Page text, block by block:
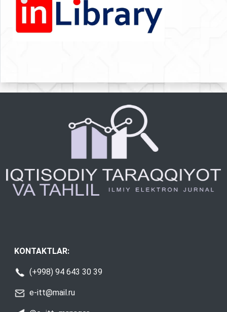
KONTAKTLAR:
(+998) 94 643 30 39
e-itt@mail.ru